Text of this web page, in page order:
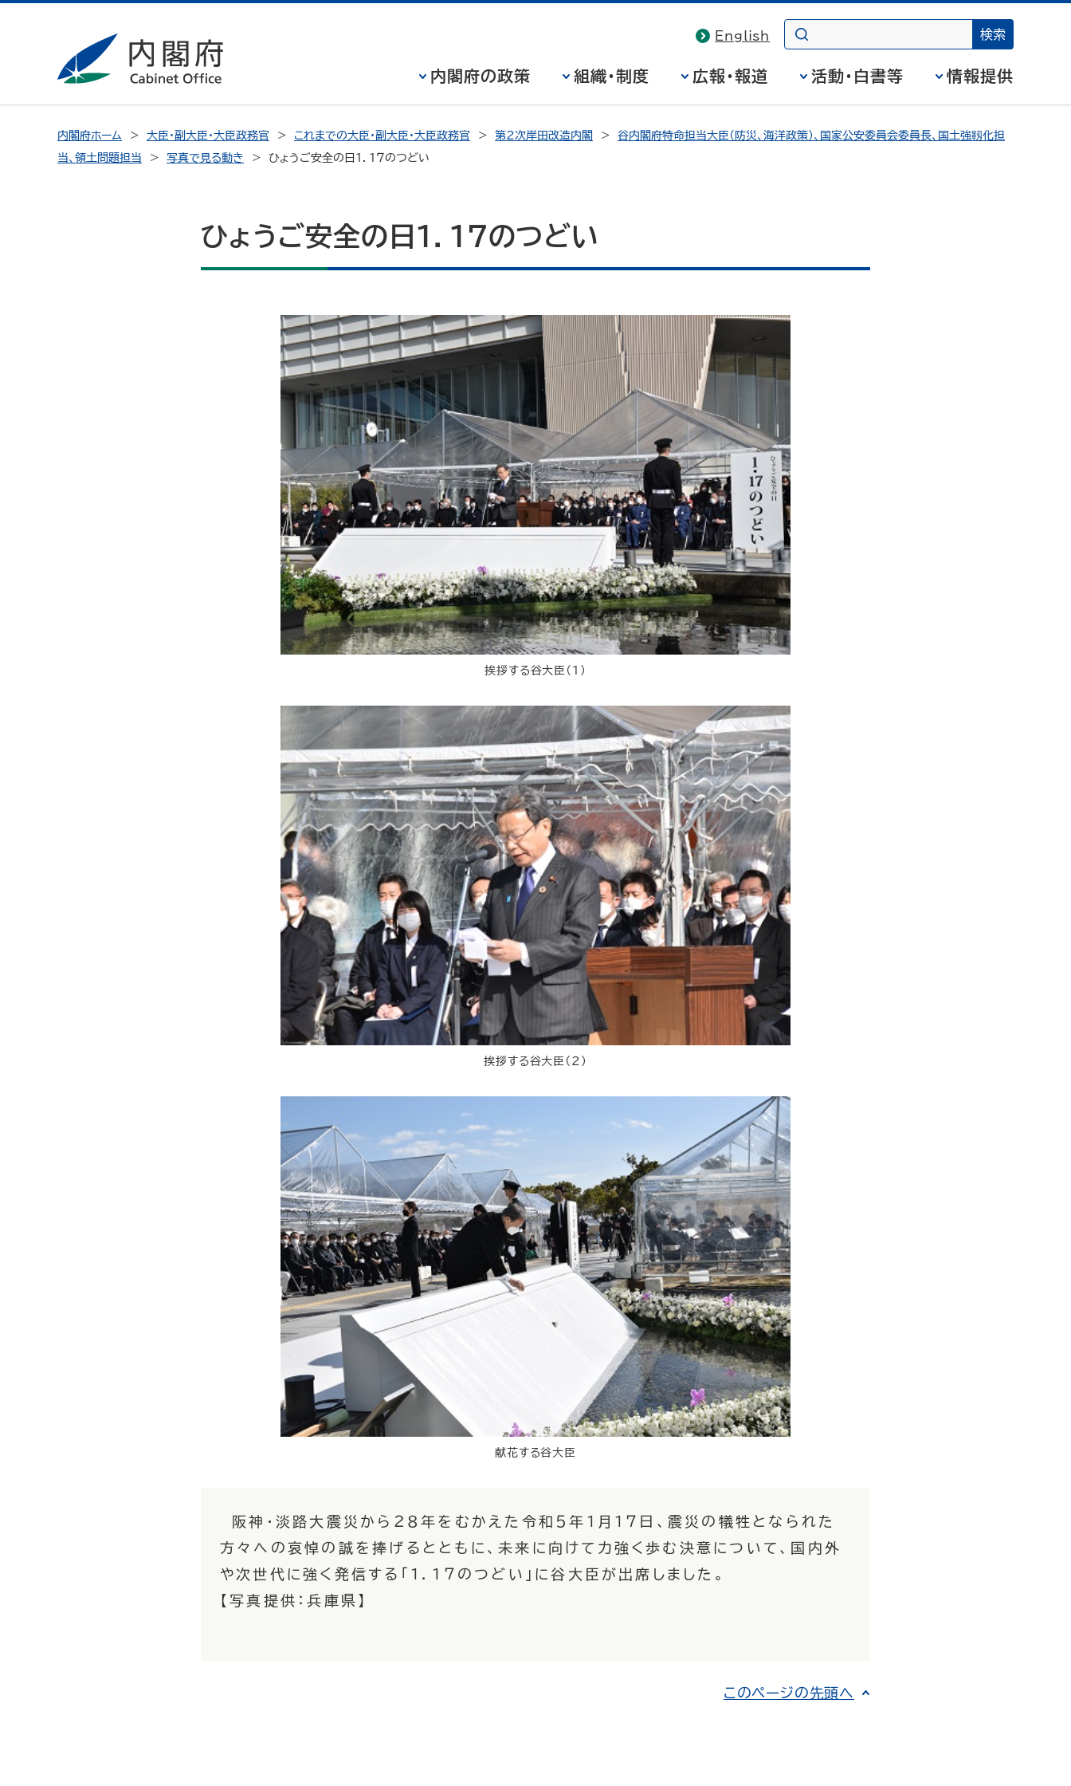
English
内閣府の政策 組織・制度 広報・報道 活動・白書等 情報提供
内閣府ホーム 大臣・副大臣・大臣政務官 これまでの大臣・副大臣・大臣政務官 第2次岸田改造内閣
谷内閣府特命担当大臣（防災、海洋政策）、国家公安委員会委員長、国土強靱化担
当、領土問題担当
写真で見る動き ひょうご安全の日１．１７のつどい
ひょうご安全の日１．１７のつどい
挨拶する谷大臣（１）
挨拶する谷大臣（２）
献花する谷大臣
阪神・淡路大震災から２８年をむかえた令和５年１月１７日、震災の犠牲となられた
方々への哀悼の誠を捧げるとともに、未来に向けて力強く歩む決意について、国内外
や次世代に強く発信する「１．１７のつどい」に谷大臣が出席しました。
【写真提供：兵庫県】
このページの先頭へ